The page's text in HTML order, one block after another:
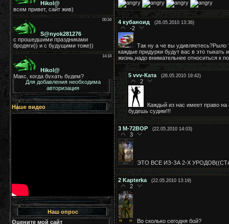
Для добавления необходима
авторизация
Наше видео
Наш опрос
Оцените мой сайт
4 кубаноид (26.05.2010 13:36)
-2
Так ну а че вы удивляетесь?Рыло
каждые придурки будут вас в это тыкать
жизнь,надо внимательнее относиться к
5 vvv-Ката (26.05.2010 19:42)
2
Каждый из нас имеет право
будешь судим!!!
3 М-72ВОР (22.05.2010 14:03)
3
ЭТО ВСЕ ИЗ-ЗА 2-Х
2 Kapterka (22.05.2010 13:19)
2
Во сколько сегодня бой?